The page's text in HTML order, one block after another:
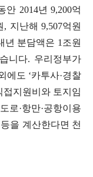
안 2014년 9,200억
, 지난해9,507억원
년 분담액은 1 조원
니다. 우리정부가
에도 ‘카투사·경찰
접지원비와 토지임
도로·항만·공항이용
을 계산한다면 천